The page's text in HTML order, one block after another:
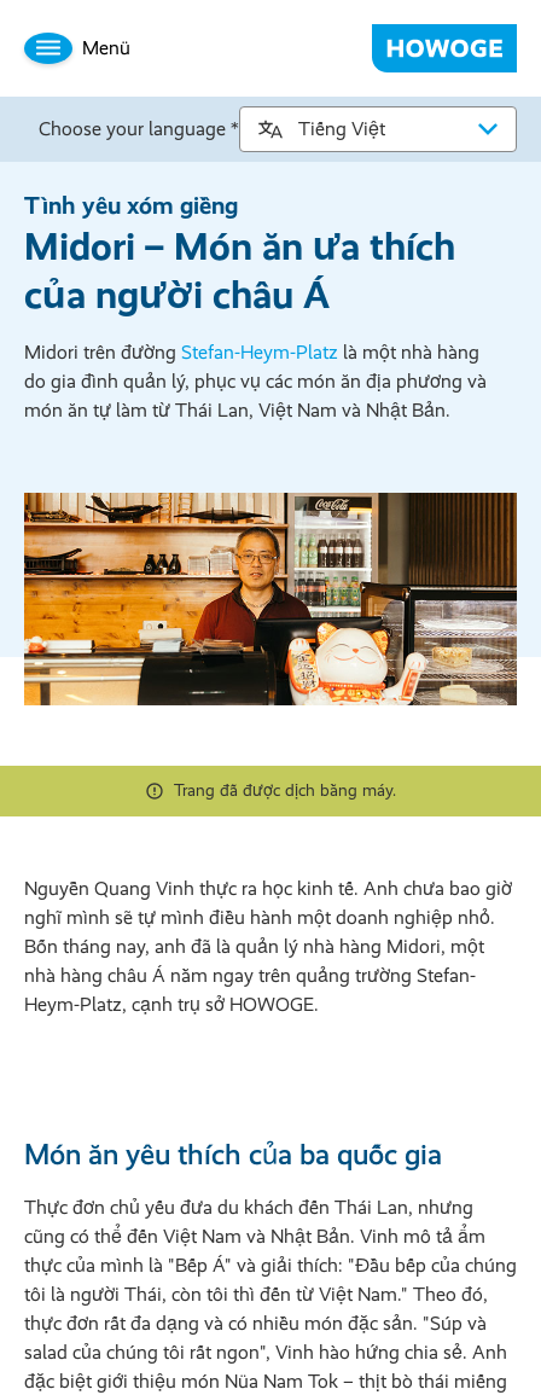
Menü
Choose your language *
Tình yêu xóm giềng
Midori – Món ăn ưa thích
của người châu Á
Midori trên đường Stefan-Heym-Platz là một nhà hàng
do gia đình quản lý, phục vụ các món ăn địa phương và
món ăn tự làm từ Thái Lan, Việt Nam và Nhật Bản.
Trang đã được dịch bằng máy.
Nguyễn Quang Vinh thực ra học kinh tế. Anh chưa bao giờ
nghĩ mình sẽ tự mình điều hành một doanh nghiệp nhỏ.
Bốn tháng nay, anh đã là quản lý nhà hàng Midori, một
nhà hàng châu Á nằm ngay trên quảng trường Stefan-
Heym-Platz, cạnh trụ sở HOWOGE.
Món ăn yêu thích của ba quốc gia
Thực đơn chủ yếu đưa du khách đến Thái Lan, nhưng
cũng có thể đến Việt Nam và Nhật Bản. Vinh mô tả ẩm
thực của mình là "Bếp Á" và giải thích: "Đầu bếp của chúng
tôi là người Thái, còn tôi thì đến từ Việt Nam." Theo đó,
thực đơn rất đa dạng và có nhiều món đặc sản. "Súp và
salad của chúng tôi rất ngon", Vinh hào hứng chia sẻ. Anh
đặc biệt giới thiệu món Nüa Nam Tok – thịt bò thái miếng